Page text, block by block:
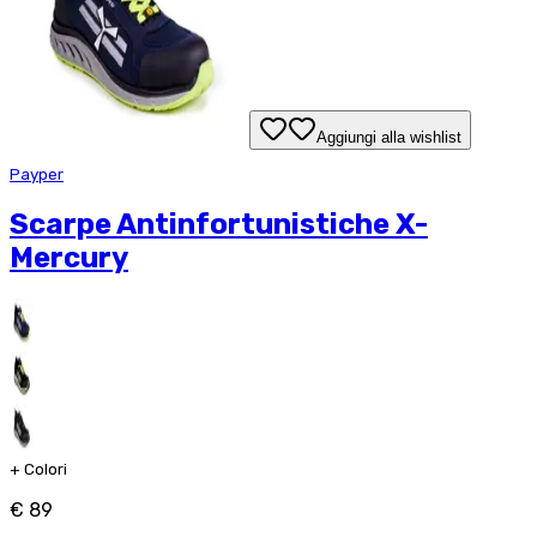
Aggiungi alla wishlist
Payper
Scarpe Antinfortunistiche X-
Mercury
+ Colori
€ 89